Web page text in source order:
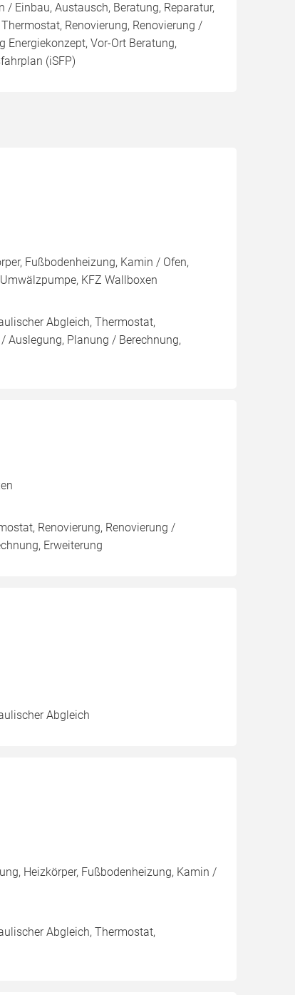
/ Einbau, Austausch, Beratung, Reparatur,
Renovierung, Renovierung /
Energiekonzept, Vor-Ort Beratung,
(iSFP)
Fußbodenheizung, Kamin / Ofen,
KFZ Wallboxen
Abgleich, Thermostat,
Auslegung, Planung / Berechnung,
Renovierung, Renovierung /
Erweiterung
Abgleich
Heizkörper, Fußbodenheizung, Kamin /
Abgleich, Thermostat,